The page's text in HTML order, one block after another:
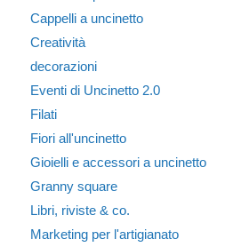
Cappelli a uncinetto
Creatività
decorazioni
Eventi di Uncinetto 2.0
Filati
Fiori all'uncinetto
Gioielli e accessori a uncinetto
Granny square
Libri, riviste & co.
Marketing per l'artigianato